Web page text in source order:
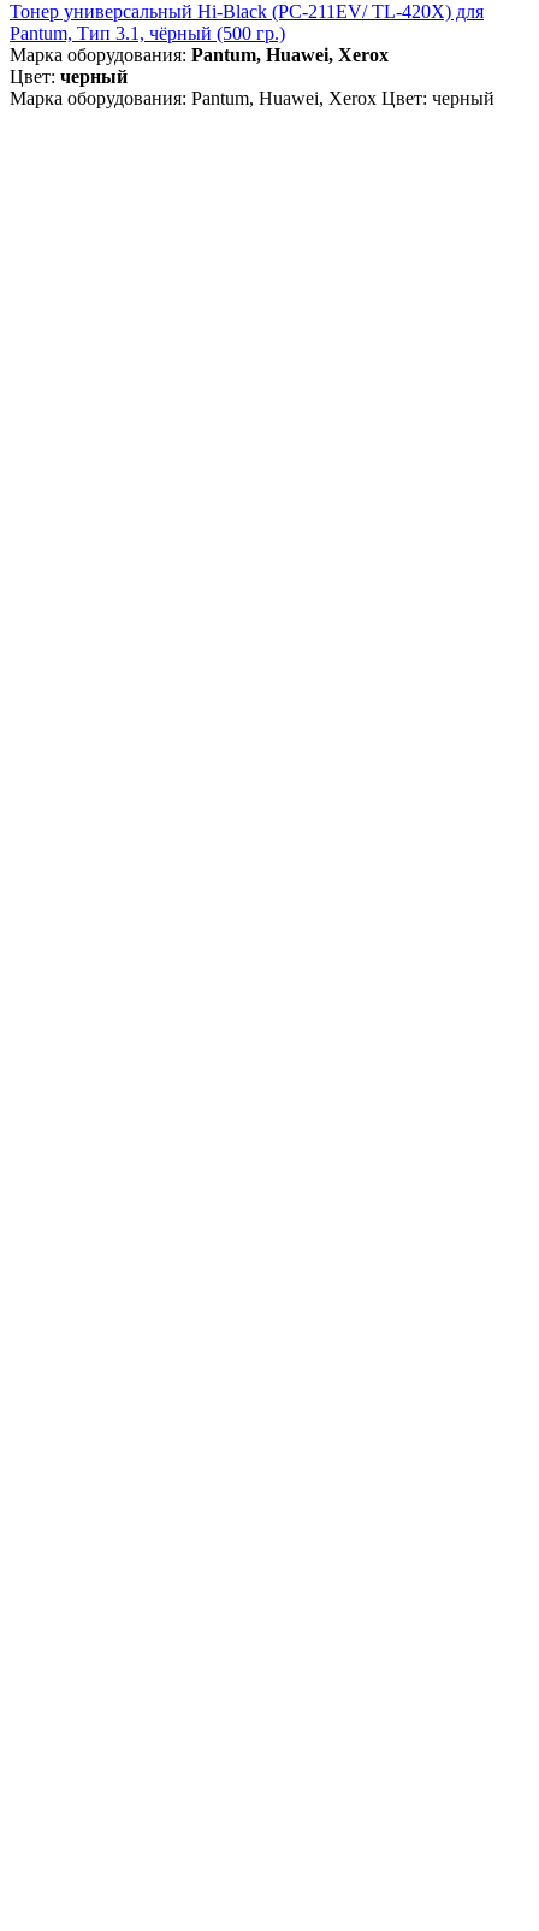
Тонер универсальный Hi-Black (PC-211EV/ TL-420X) для
Pantum, Тип 3.1, чёрный (500 гр.)
Марка оборудования: Pantum, Huawei, Xerox
Цвет: черный
Марка оборудования: Pantum, Huawei, Xerox Цвет: черный